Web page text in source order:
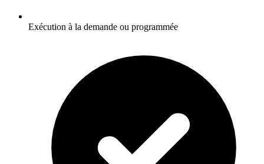
Exécution à la demande ou programmée